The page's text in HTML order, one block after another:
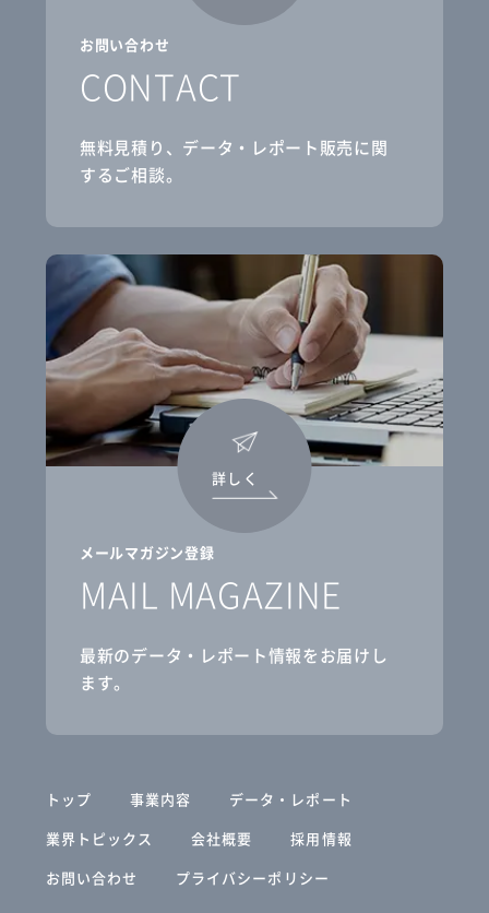
お問い合わせ
CONTACT
無料見積り、データ・レポート販売に関
するご相談。
メールマガジン登録
MAIL MAGAZINE
最新のデータ・レポート情報をお届けし
ます。
詳しく
トップ 事業内容
データ・レポート
業界トピックス
会社概要
採用情報
お問い合わせ
プライバシーポリシー